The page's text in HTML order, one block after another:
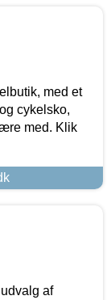
med et
cykelsko,
med. Klik
af